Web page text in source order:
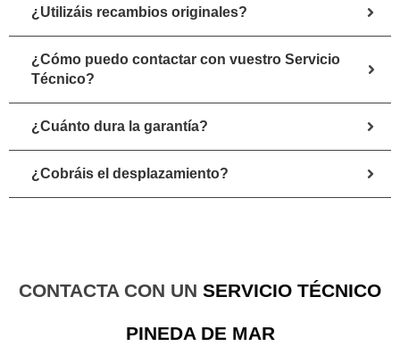
¿Utilizáis recambios originales?
¿Cómo puedo contactar con vuestro Servicio
Técnico?
¿Cuánto dura la garantía?
¿Cobráis el desplazamiento?
CONTACTA CON UN SERVICIO TÉCNICO
PINEDA DE MAR